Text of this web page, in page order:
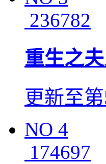
236782
重生之
更新至
NO 4
174697